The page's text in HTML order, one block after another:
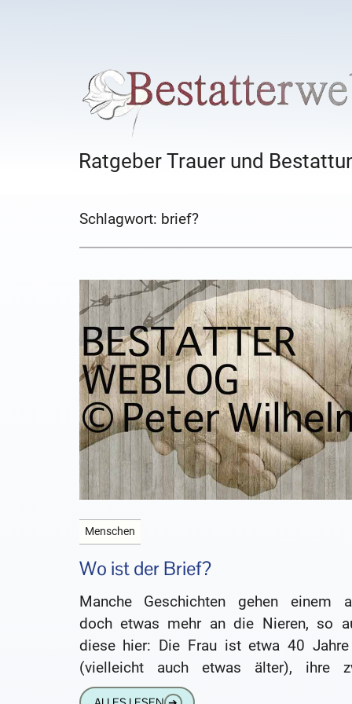
Ratgeber Trauer und
Schlagwort: brief?
Menschen
Wo ist der Brief?
Manche Geschichten gehen einem
doch etwas mehr an die Nieren, so
diese hier: Die Frau ist etwa 40
(vielleicht auch etwas älter), ihre
Töchter sind